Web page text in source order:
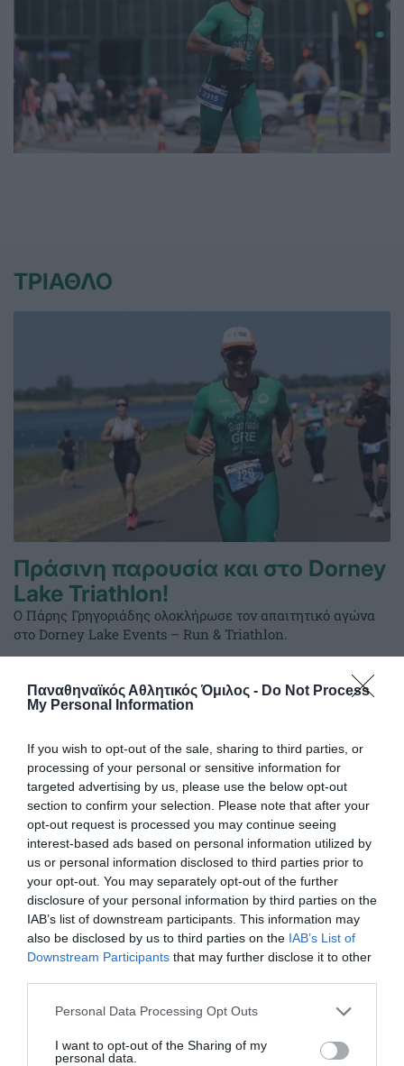
Παναθηναϊκός Αθλητικός Όμιλος - Do Not Process
My Personal Information
If you wish to opt-out of the sale, sharing to third parties, or
processing of your personal or sensitive information for
targeted advertising by us, please use the below opt-out
section to confirm your selection. Please note that after your
opt-out request is processed you may continue seeing
interest-based ads based on personal information utilized by
us or personal information disclosed to third parties prior to
your opt-out. You may separately opt-out of the further
disclosure of your personal information by third parties on the
IAB’s list of downstream participants. This information may
also be disclosed by us to third parties on the IAB’s List of
Downstream Participants that may further disclose it to other
Please note that this website/app uses one or more Google
not limited to your visit or usage behaviour. You may click to
Personal Data Processing Opt Outs
I want to opt-out of the Sharing of my
personal data.
ΤΡΙΑΘΛΟ
Πράσινη παρουσία και στο Dorney
Lake Triathlon!
Ο Πάρης Γρηγοριάδης ολοκλήρωσε τον απαιτητικό αγώνα
στο Dorney Lake Events – Run & Triathlon.
15.07.2026 ΤΡΙΑΘΛΟ
Το τριφύλλι ψηλά και στην Αγγλία
Ο Δημήτρης Γούσκος εκπροσώπησε τον Παναθηναϊκό στο
ATW Bristol Triathlon & Super Series Sprint Races!
12.07.2026 ΤΡΙΑΘΛΟ